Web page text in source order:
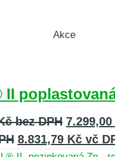
Akce
bez DPH 7.299,00
8.831,79 Kčvč